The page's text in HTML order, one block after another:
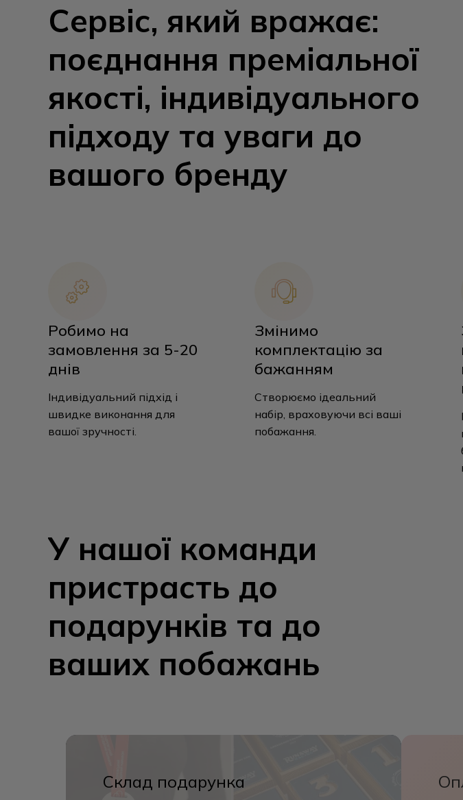
Сервіс, який вражає:
поєднання преміальної
якості, індивідуального
підходу та уваги до
вашого бренду
Робимо на
замовлення за 5-20
днів
Індивідуальний підхід і
швидке виконання для
вашої зручності.
Змінимо
комплектацію за
бажанням
Створюємо ідеальний
набір, враховуючи всі ваші
побажання.
У нашої команди
пристрасть до
подарунків та до
ваших побажань
Склад подарунка